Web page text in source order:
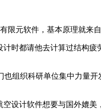
元软件，基本原理就来
时都请他去计算过结构
组织科研单位集中力量
设计软件想要与国外媲